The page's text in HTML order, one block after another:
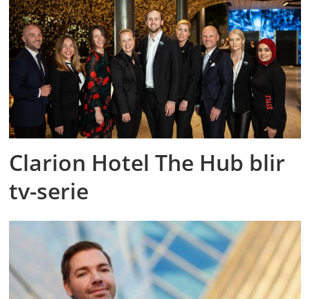
Clarion Hotel The Hub blir
tv-serie